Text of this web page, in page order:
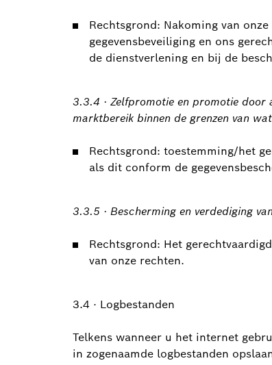
Rechtsgrond: Nakoming van
gegevensbeveiliging en ons
de dienstverlening en bij de
3.3.4 · Zelfpromotie en promotie door
marktbereik binnen de grenzen van
Rechtsgrond: toestemming/het
als dit conform de
3.3.5 · Bescherming en verdediging
Rechtsgrond: Het
van onze rechten.
3.4 · Logbestanden
Telkens wanneer u het internet
in zogenaamde logbestanden